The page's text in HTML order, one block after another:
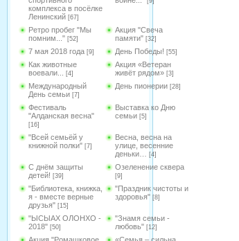
комплекса в посёлке
Ленинский [67]
Ретро пробег "Мы
помним..." [52]
Акция "Свеча
памяти" [32]
7 мая 2018 года [9] День Победы! [55]
Как животные
воевали...
[4]
Акция «Ветеран
живёт рядом» [3]
Международный
День семьи [7]
День пионерии [28]
Фестиваль
"Алданская весна"
[16]
Выставка ко Дню
семьи [5]
"Всей семьёй у
книжной полки" [7]
Весна, весна на
улице, весенние
деньки…
[4]
С днём защиты
детей! [39]
Озеленение сквера
[9]
"Библиотека, книжка,
я - вместе верные
друзья" [15]
"Праздник чистоты и
здоровья" [8]
"ЫСЫАХ ОЛОНХО -
2018" [50]
"Знамя семьи -
любовь" [12]